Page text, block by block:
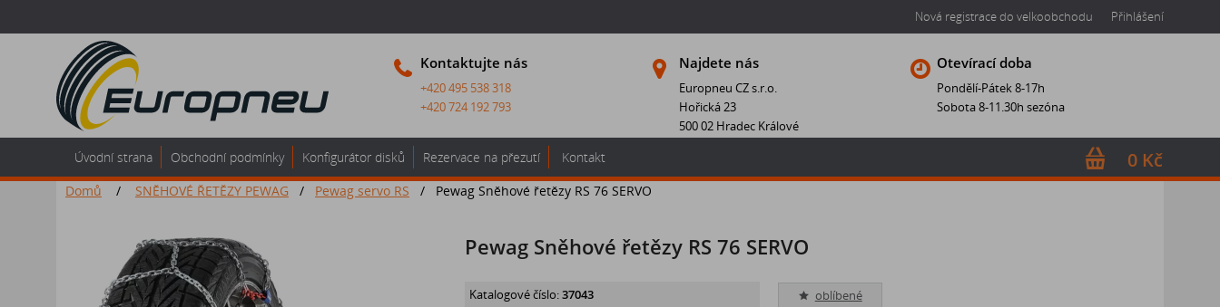
Nová registrace do velkoobchodu Přihlášení
Kontaktujte nás
+420 495 538 318
+420 724 192 793
Najdete nás
Europneu CZ s.r.o.
Hořická 23
500 02 Hradec Králové
Otevírací doba
Pondělí-Pátek 8-17h
Sobota 8-11.30h sezóna
0 Kč
Úvodní strana Obchodní podmínky Konfigurátor disků Rezervace na přezutí
Kontakt
Domů
/ SNĚHOVÉ ŘETĚZY PEWAG / Pewag servo RS / Pewag Sněhové řetězy RS 76 SERVO
Pewag Sněhové řetězy RS 76 SERVO
oblíbené
Katalogové číslo:37043